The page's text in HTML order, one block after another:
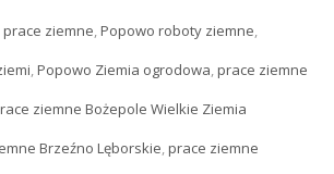
ziemne,Popowo roboty ziemne,
,Popowo Ziemia ogrodowa,prace ziemne
ziemne Bożepole Wielkie Ziemia
Brzeźno Lęborskie,prace ziemne